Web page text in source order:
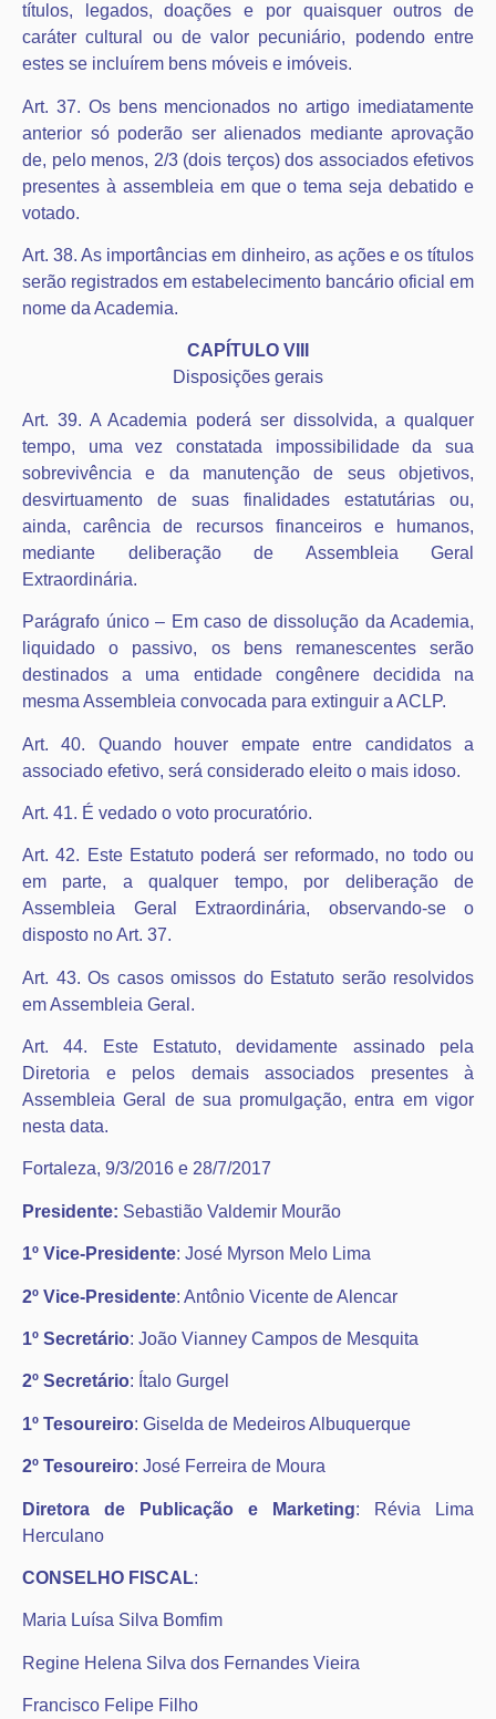
títulos, legados, doações e por quaisquer outros de
caráter cultural ou de valor pecuniário, podendo entre
estes se incluírem bens móveis e imóveis.
Art. 37. Os bens mencionados no artigo imediatamente
anterior só poderão ser alienados mediante aprovação
de, pelo menos, 2/3 (dois terços) dos associados efetivos
presentes à assembleia em que o tema seja debatido e
votado.
Art. 38. As importâncias em dinheiro, as ações e os títulos
serão registrados em estabelecimento bancário oficial em
nome da Academia.
CAPÍTULO VIII
Disposições gerais
Art. 39. A Academia poderá ser dissolvida, a qualquer
tempo, uma vez constatada impossibilidade da sua
sobrevivência e da manutenção de seus objetivos,
desvirtuamento de suas finalidades estatutárias ou,
ainda, carência de recursos financeiros e humanos,
mediante deliberação de Assembleia Geral
Extraordinária.
Parágrafo único – Em caso de dissolução da Academia,
liquidado o passivo, os bens remanescentes serão
destinados a uma entidade congênere decidida na
mesma Assembleia convocada para extinguir a ACLP.
Art. 40. Quando houver empate entre candidatos a
associado efetivo, será considerado eleito o mais idoso.
Art. 41. É vedado o voto procuratório.
Art. 42. Este Estatuto poderá ser reformado, no todo ou
em parte, a qualquer tempo, por deliberação de
Assembleia Geral Extraordinária, observando-se o
disposto no Art. 37.
Art. 43. Os casos omissos do Estatuto serão resolvidos
em Assembleia Geral.
Art. 44. Este Estatuto, devidamente assinado pela
Diretoria e pelos demais associados presentes à
Assembleia Geral de sua promulgação, entra em vigor
nesta data.
Fortaleza, 9/3/2016 e 28/7/2017
Presidente: Sebastião Valdemir Mourão
1º Vice-Presidente: José Myrson Melo Lima
2º Vice-Presidente: Antônio Vicente de Alencar
1º Secretário: João Vianney Campos de Mesquita
2º Secretário: Ítalo Gurgel
1º Tesoureiro: Giselda de Medeiros Albuquerque
2º Tesoureiro: José Ferreira de Moura
Diretora de Publicação e Marketing: Révia Lima
Herculano
CONSELHO FISCAL:
Maria Luísa Silva Bomfim
Regine Helena Silva dos Fernandes Vieira
Francisco Felipe Filho